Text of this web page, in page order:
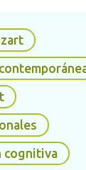
vínculo
para
patologías
cognitiva